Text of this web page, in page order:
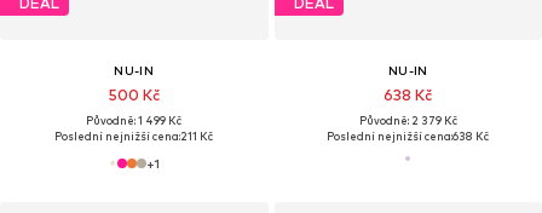
NU-IN
500 Kč
Původně: 1 499 Kč
Poslední nejnižší cena:211 Kč
+1
NU-IN
638 Kč
Původně: 2 379 Kč
Poslední nejnižší cena:638 Kč